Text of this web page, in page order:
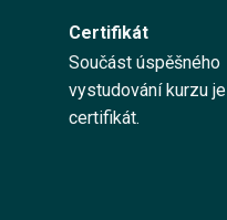
English
Certifikát
Součást úspěšného
vystudování kurzu je
certifikát.